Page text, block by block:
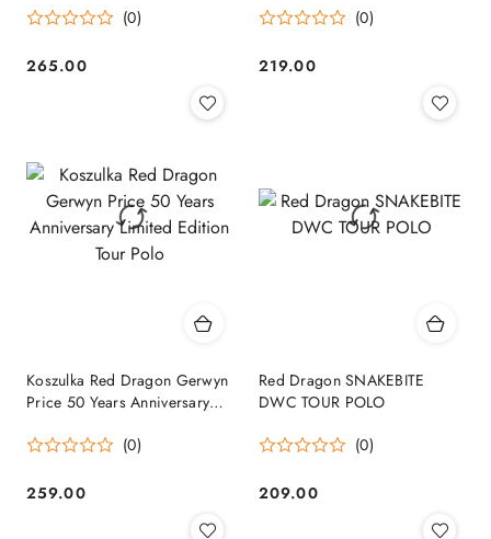
(0)
Cena:
265.00
(0)
Cena:
219.00
Koszulka Red Dragon Gerwyn
Price 50 Years Anniversary
(0)
Cena:
259.00
Red Dragon SNAKEBITE
DWC TOUR POLO
(0)
Cena:
209.00